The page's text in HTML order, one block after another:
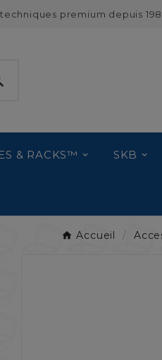
premium depuis
& RACKS™ SKB
Accueil